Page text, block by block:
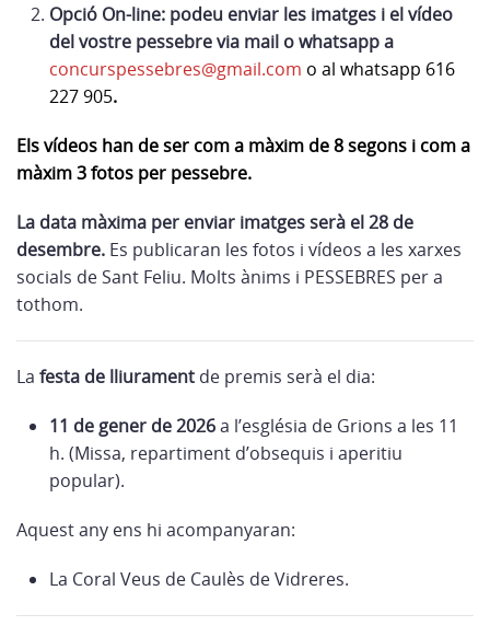
Opció On-line: podeu enviar les imatges i elvídeo
delvostre pessebrevia mail owhatsappa
concurspessebres@gmail.com o al whatsapp 616
227 905.
Elsvídeos han deser coma màxim de8segons i coma
màxim3fotos per pessebre.
La data màxima per enviar imatgesserà el28 de
desembre. Es publicaran les fotos i vídeos a les xarxes
socials de Sant Feliu. Molts ànims i PESSEBRES per a
tothom.
La festa de lliurament de premis serà el dia:
11 de gener de2026a l’església de Grions a les 11
h. (Missa, repartiment d’obsequis i aperitiu
popular).
Aquest any ens hi acompanyaran:
La Coral Veus de Caulès de Vidreres.